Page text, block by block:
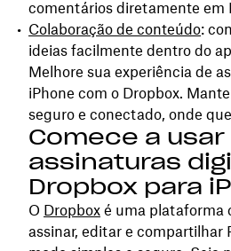
comentários diretamente em
Colaboração de conteúdo:
ideias facilmente dentro do
Melhore sua experiência de
iPhone com o Dropbox.
seguro e conectado, onde
Comece a usar
assinaturas
Dropbox para
O Dropbox é uma plataforma
assinar, editar e compartilhar